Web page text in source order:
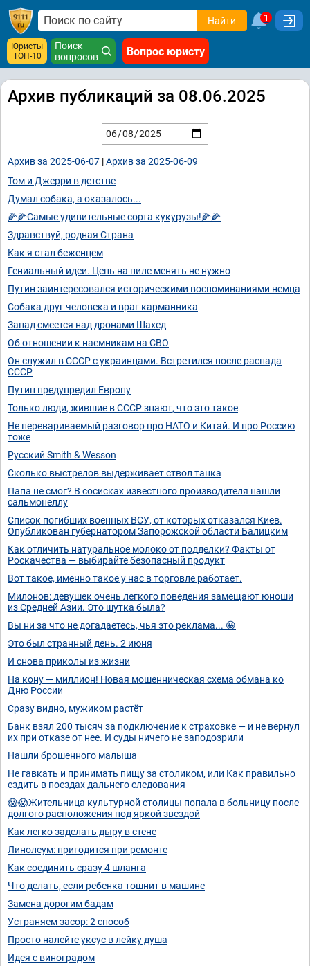
Найти 1
Юристы
ТОП-10
Поиск
вопросов
Вопрос юристу
Архив публикаций за 08.06.2025
Архив за 2025-06-07 |Архив за 2025-06-09
Том и Джерри в детстве
Думал собака, а оказалось...
🌽🌽Самые удивительные сорта кукурузы!🌽🌽
Здравствуй, родная Страна
Как я стал беженцем
Гениальный идеи. Цепь на пиле менять не нужно
Путин заинтересовался историческими воспоминаниями немца
Собака друг человека и враг карманника
Запад смеется над дронами Шахед
Об отношении к наемникам на СВО
Он служил в СССР с украинцами. Встретился после распада
СССР
Путин предупредил Европу
Только люди, жившие в СССР знают, что это такое
Не перевариваемый разговор про НАТО и Китай. И про Россию
тоже
Русский Smith & Wesson
Сколько выстрелов выдерживает ствол танка
Папа не смог? В сосисках известного производителя нашли
сальмонеллу
Список погибших военных ВСУ, от которых отказался Киев.
Опубликован губернатором Запорожской области Балицким
Как отличить натуральное молоко от подделки? Факты от
Роскачества — выбирайте безопасный продукт
Вот такое, именно такое у нас в торговле работает.
Милонов: девушек очень легкого поведения замещают юноши
из Средней Азии. Это шутка была?
Вы ни за что не догадаетесь, чья это реклама... 😀
Это был странный день. 2 июня
И снова приколы из жизни
На кону — миллион! Новая мошенническая схема обмана ко
Дню России
Сразу видно, мужиком растёт
Банк взял 200 тысяч за подключение к страховке — и не вернул
их при отказе от нее. И суды ничего не заподозрили
Нашли брошенного малыша
Не гавкать и принимать пищу за столиком, или Как правильно
ездить в поездах дальнего следования
😱😱Жительница культурной столицы попала в больницу после
долгого расположения под яркой звездой
Как легко заделать дыру в стене
Линолеум: пригодится при ремонте
Как соединить сразу 4 шланга
Что делать, если ребенка тошнит в машине
Замена дорогим бадам
Устраняем засор: 2 способ
Просто налейте уксус в лейку душа
Идея с виноградом